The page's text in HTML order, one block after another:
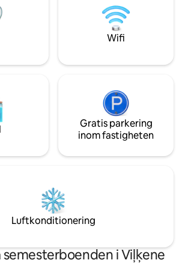
oss om att det
i enkelhet och i att
med nära och kära.
solnedgången
i badkaret under
natthimmel.
Wifi
Gratis parkering
inom fastigheten
Luftkonditionering
i Viļķene